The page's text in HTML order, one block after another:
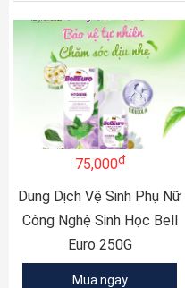
75,000đ
Dung Dịch Vệ Sinh Phụ Nữ
Công Nghệ Sinh Học Bell
Euro 250G
Mua ngay